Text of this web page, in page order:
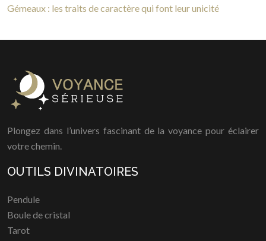
Gémeaux : les traits de caractère qui font leur unicité
Plongez dans l’univers fascinant de la voyance pour éclairer
votre chemin.
OUTILS DIVINATOIRES
Pendule
Boule de cristal
Tarot